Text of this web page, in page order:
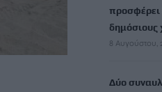
προσφέρει
δημόσιους
8 Αυγούστου,
Δύο